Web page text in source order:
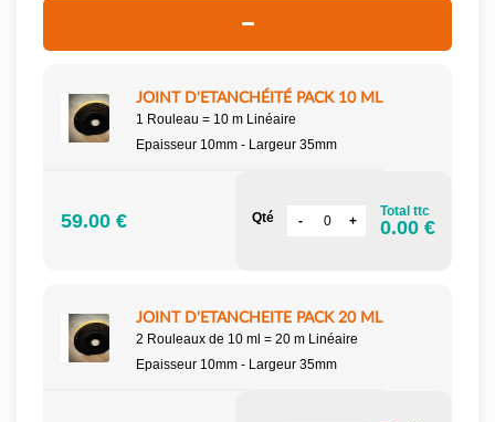
JOINT D'ETANCHÉITÉ PACK 10 ML
1 Rouleau = 10 m Linéaire
Epaisseur 10mm - Largeur 35mm
59.00 € Qté Total ttc
0.00 €
JOINT D'ETANCHEITE PACK 20 ML
2 Rouleaux de 10 ml = 20 m Linéaire
Epaisseur 10mm - Largeur 35mm